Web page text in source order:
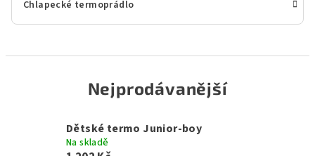
Chlapecké termoprádlo
Nejprodávanější
Dětské termo Junior-boy
Na skladě